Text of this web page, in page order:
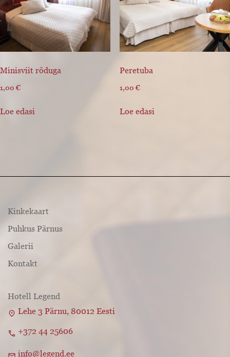
Minisviit rõduga
1,00 €
Loe edasi
Peretuba
1,00 €
Loe edasi
Kinkekaart
Puhkus Pärnus
Galerii
Kontakt
Hotell Legend
location_on Lehe 3 Pärnu, 80012 Eesti
call +372 44 25606
info@legend.ee